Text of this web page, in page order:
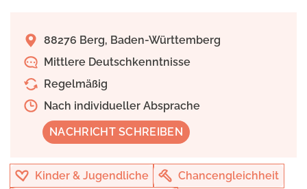
88276 Berg, Baden-Württemberg
Mittlere Deutschkenntnisse
Regelmäßig
Nach individueller Absprache
NACHRICHT SCHREIBEN
Kinder & Jugendliche
Chancengleichheit